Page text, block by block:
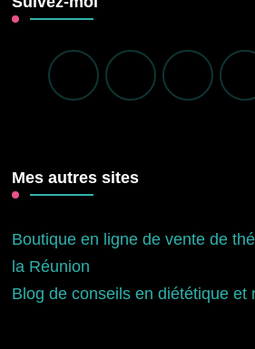
Mes autres sites
Boutique en ligne de vente de
la Réunion
Blog de conseils en diététique et